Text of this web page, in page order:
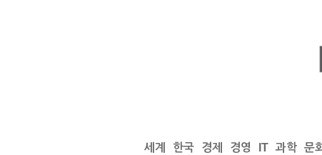
세계 한국 경제 경영 IT 과학 문